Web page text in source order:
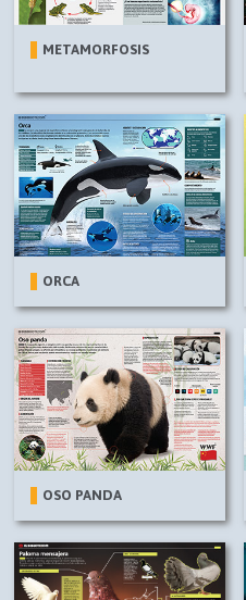
METAMORFOSIS
ORCA
OSO PANDA